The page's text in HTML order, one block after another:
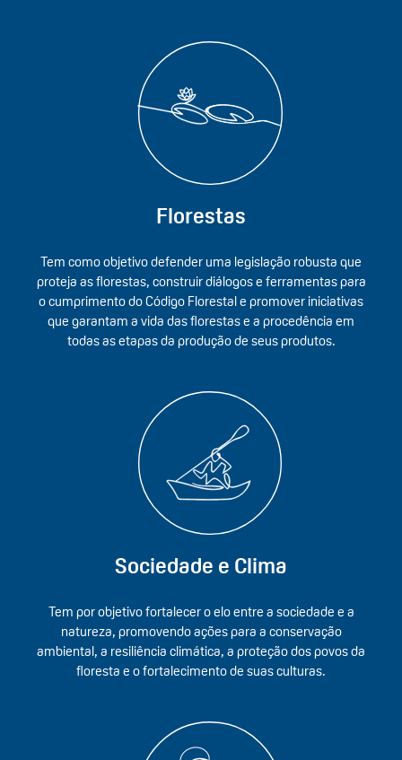
Florestas
Tem como objetivo defender uma legislação robusta que
proteja as florestas, construir diálogos e ferramentas para
o cumprimento do Código Florestal e promover iniciativas
que garantam a vida das florestas e a procedência em
todas as etapas da produção de seus produtos.
Sociedade e Clima
Tem por objetivo fortalecer o elo entre a sociedade e a
natureza, promovendo ações para a conservação
ambiental, a resiliência climática, a proteção dos povos da
floresta e o fortalecimento de suas culturas.